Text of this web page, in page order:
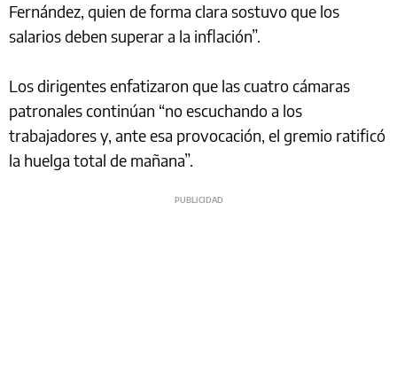
Fernández, quien de forma clara sostuvo que los
salarios deben superar a la inflación”.
Los dirigentes enfatizaron que las cuatro cámaras
patronales continúan “no escuchando a los
trabajadores y, ante esa provocación, el gremio ratificó
la huelga total de mañana”.